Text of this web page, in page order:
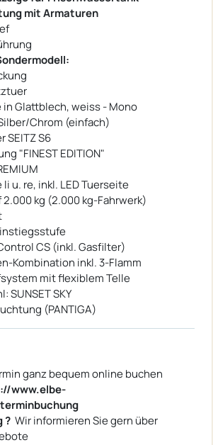
mit Armaturen
Glattblech, weiss - Mono
Chrom (einfach)
SEITZ S6
"FINEST EDITION"
u. re, inkl. LED Tuerseite
kg (2.000 kg-Fahrwerk)
CS (inkl. Gasfilter)
Kombination inkl. 3-Flamm
mit flexiblem Telle
SUNSET SKY
(PANTIGA)
ganz bequem online buchen
www.elbe-
? Wir informieren Sie gern über